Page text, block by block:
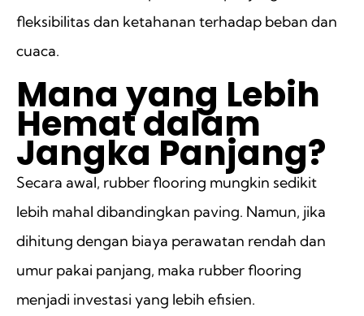
fleksibilitas dan ketahanan terhadap beban dan
cuaca.
Mana yang Lebih
Hemat dalam
Jangka Panjang?
Secara awal, rubber flooring mungkin sedikit
lebih mahal dibandingkan paving. Namun, jika
dihitung dengan biaya perawatan rendah dan
umur pakai panjang, maka rubber flooring
menjadi investasi yang lebih efisien.